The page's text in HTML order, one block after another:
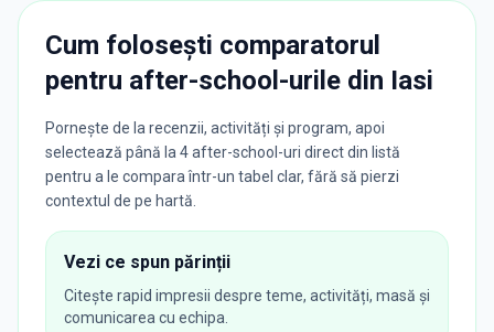
Cum folosești comparatorul
pentru after-school-urile din Iasi
Pornește de la recenzii, activități și program, apoi
selectează până la 4 after-school-uri direct din listă
pentru a le compara într-un tabel clar, fără să pierzi
contextul de pe hartă.
Vezi ce spun părinții
Citește rapid impresii despre teme, activități, masă și
comunicarea cu echipa.